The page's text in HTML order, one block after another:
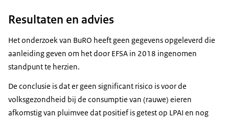
Resultaten en advies
Het onderzoek van BuRO heeft geen gegevens opgeleverd die
aanleiding geven om het door EFSA in 2018 ingenomen
standpunt te herzien.
De conclusie is dat er geen significant risico is voor de
volksgezondheid bij de consumptie van (rauwe) eieren
afkomstig van pluimvee dat positief is getest op LPAI en nog